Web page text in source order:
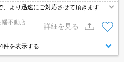
より迅速にご対応させて頂きます～
で～
幡不動店
詳細を見る
件を表示する